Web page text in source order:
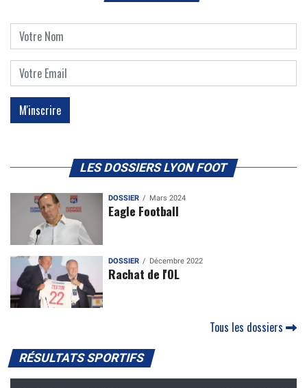
LES DOSSIERS LYON FOOT
DOSSIER Mars 2024
Eagle Football
DOSSIER Décembre 2022
Rachat de l'OL
Tous les dossiers
RÉSULTATS SPORTIFS